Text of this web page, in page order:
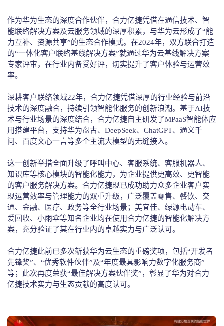
作为华为生态的深度合作伙伴，合力亿捷凭借在通信技术、智
能联络解决方案及云服务领域的深厚积累，与华为云形成了“能
力互补、资源共享”的生态合作模式。在2024年，双方联合打造
的“一体化客户联络基线解决方案”就通过华为云基线解决方案
专家评审，在行业内备受好评，切实提升了客户体验与运营效
率。
深耕客户联络领域22年，合力亿捷凭借深厚的行业经验与前沿
技术的深度融合，持续引领智能化服务的创新浪潮。基于AI技
术与行业场景的深度结合，合力亿捷自主研发了MPaaS智能体应
用搭建平台，支持华为盘古、DeepSeek、ChatGPT、通义千
问、百度文心一言等多个主流大模型的无缝接入。
这一创新举措全面升级了呼叫中心、客服系统、客服机器人、
知识库等核心模块的智能化能力，为企业提供更高效、更智能
的客户服务解决方案。合力亿捷现已成功助力众多企业客户实
现运营效率与管理能力的双重升级，广泛覆盖零售、餐饮、交
通、金融、医疗、政务等全行业场景；美宜佳、绿源电动车、
爱回收、小雨伞等知名企业均在使用合力亿捷的智能化解决方
案，充分验证了其在行业内的卓越实力与广泛认可。
合力亿捷此前已多次斩获华为云生态的重磅奖项，包括“开发者
先锋奖”、“优秀软件伙伴”及“年度最具影响力数字化服务商”
等；此次再度荣获“最佳解决方案伙伴奖”，彰显了华为对合力
亿捷技术实力与生态贡献的高度认可。